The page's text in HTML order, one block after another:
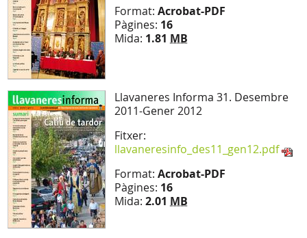
Format: Acrobat-PDF
Pàgines: 16
Mida: 1.81 MB
Llavaneres Informa 31. Desembre
2011-Gener 2012
Fitxer:
llavaneresinfo_des11_gen12.pdf
Format: Acrobat-PDF
Pàgines: 16
Mida: 2.01 MB